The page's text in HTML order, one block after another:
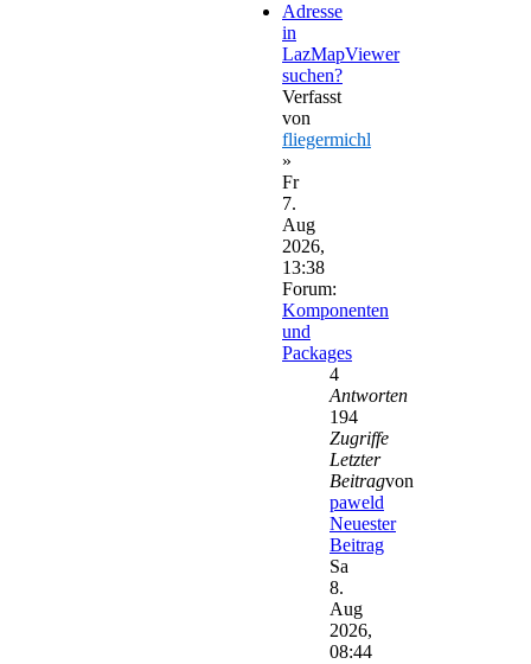
Adresse
in
LazMapViewer
suchen?
Verfasst
von
fliegermichl
»
Fr
7.
Aug
2026,
13:38
Forum:
Komponenten
und
Packages
4
Antworten
194
Zugriffe
Letzter
Beitragvon
paweld
Neuester
Beitrag
Sa
8.
Aug
2026,
08:44